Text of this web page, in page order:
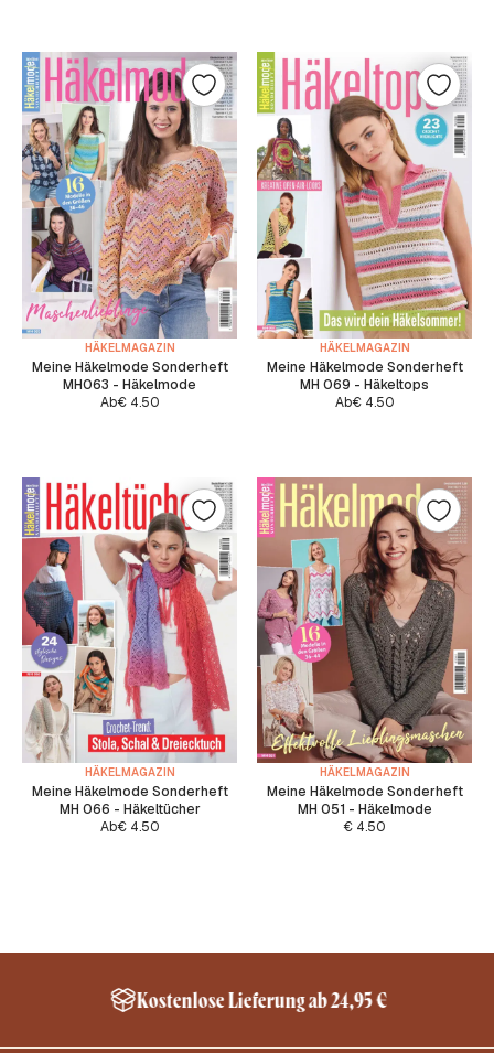
HÄKELMAGAZIN
Meine Häkelmode Sonderheft
MH063 - Häkelmode
Ab€4.50
HÄKELMAGAZIN
Meine Häkelmode Sonderheft
MH 069 - Häkeltops
Ab€4.50
HÄKELMAGAZIN
Meine Häkelmode Sonderheft
MH 066 - Häkeltücher
Ab€4.50
HÄKELMAGAZIN
Meine Häkelmode Sonderheft
MH 051 - Häkelmode
€ 4.50
Kostenlose Lieferung ab 24,95 €